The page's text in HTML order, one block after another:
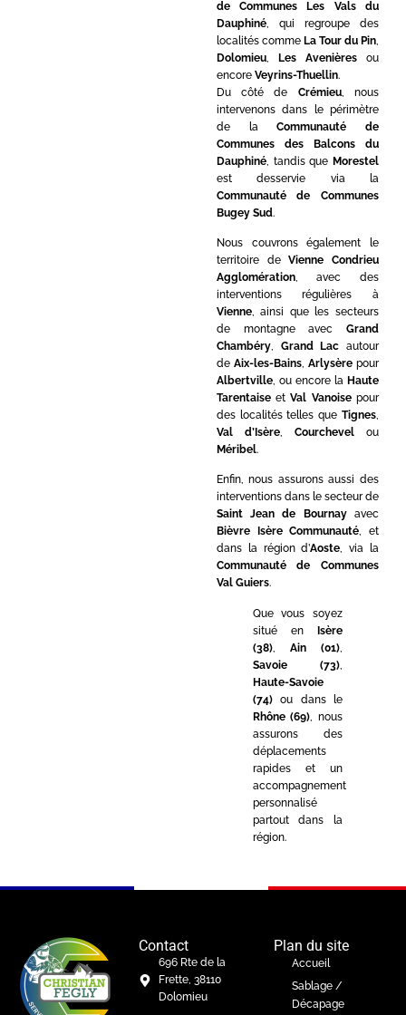
de Communes Les Vals du
Dauphiné, qui regroupe des
localités comme La Tour du Pin
Dolomieu, Les Avenièresou
encore Veyrins-Thuellin.
Du côté de Crémieu, nous
intervenons dans le périmètre
de laCommunauté de
Communes des Balcons du
Dauphiné, tandis que Morestel
est desservie via la
Communauté de Communes
Bugey Sud.
Nous couvrons également le
territoire deVienne Condrieu
Agglomération, avec des
interventions régulières à
Vienne, ainsi que les secteurs
de montagne avec Grand
Chambéry, Grand Lac autour
de Aix-les-Bains, Arlysèrepour
Albertville, ou encore la Haute
TarentaiseetVal Vanoisepour
des localités telles que Tignes,
Val d’Isère, Courchevelou
Méribel.
Enfin, nous assurons aussi des
interventions dans le secteur de
Saint Jean de Bournayavec
Bièvre Isère Communauté, et
dans la région d’Aoste, via la
Communauté de Communes
Val Guiers.
Que vous soyez
situé en Isère
(38), Ain (01)
Savoie (73)
Haute-Savoie
(74)ou dans le
Rhône (69) , nous
assurons des
déplacements
rapides et un
accompagnement
personnalisé
partout dans la
région.
Contact
696 Rte de la
Frette, 38110
Dolomieu
Plan du site
Accueil
Sablage /
Décapage